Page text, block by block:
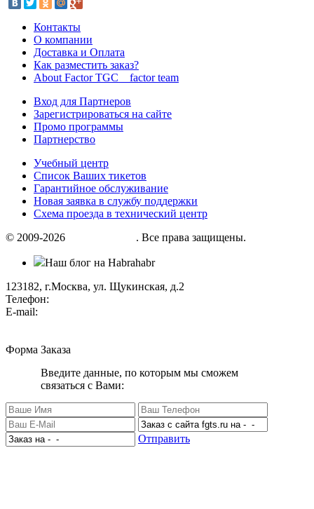
Контакты
О компании
Доставка и Оплата
Как разместить заказ?
About Factor TGC _ factor team
Вход для Партнеров
Зарегистрироваться на сайте
Промо программы
Партнерство
Учебный центр
Список Ваших тикетов
Гарантийное обслуживание
Новая заявка в службу поддержки
Схема проезда в технический центр
© 2009-2026
. Все права защищены.
Наш блог на Habrahabr
123182, г.Москва, ул. Щукинская, д.2
Телефон:
E-mail:
Форма Заказа
Введите данные, по которым мы сможем
связаться с Вами:
Отправить